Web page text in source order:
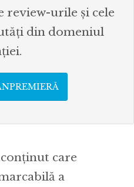
review-urile și cele
din domeniul
care
a